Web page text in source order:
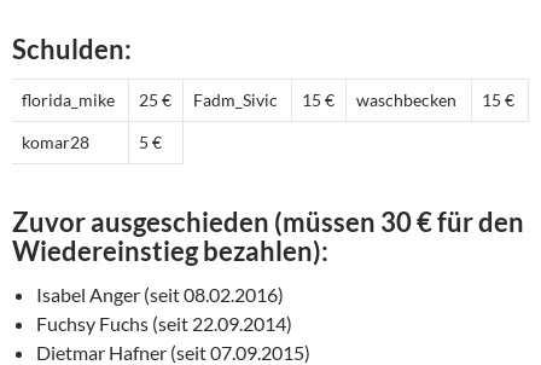
Schulden:
florida_mike 25 € Fadm_Sivic 15 € waschbecken 15 €
komar28 5 €
Zuvor ausgeschieden (müssen 30 € für den
Wiedereinstieg bezahlen):
Isabel Anger (seit 08.02.2016)
Fuchsy Fuchs (seit 22.09.2014)
Dietmar Hafner (seit 07.09.2015)